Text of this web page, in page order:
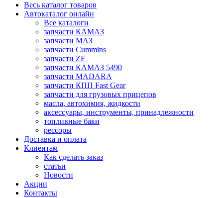
Весь каталог товаров
Автокаталог онлайн
Все каталоги
запчасти КАМАЗ
запчасти МАЗ
запчасти Cummins
запчасти ZF
запчасти КАМАЗ 5490
запчасти MADARA
запчасти КПП Fast Gear
запчасти для грузовых прицепов
масла, автохимия, жидкости
аксессуары, инструменты, принадлежности
топливные баки
рессоры
Доставка и оплата
Клиентам
Как сделать заказ
статьи
Новости
Акции
Контакты